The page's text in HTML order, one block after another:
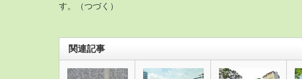
す。（つづく）
関連記事